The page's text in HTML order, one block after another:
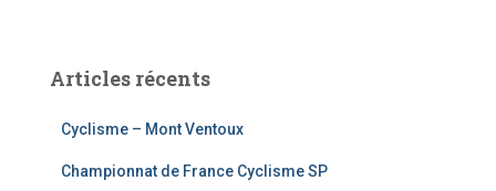
Articles récents
Cyclisme – Mont Ventoux
Championnat de France Cyclisme SP